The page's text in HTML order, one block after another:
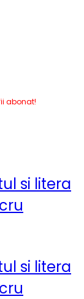
abonat!
si litera
si litera